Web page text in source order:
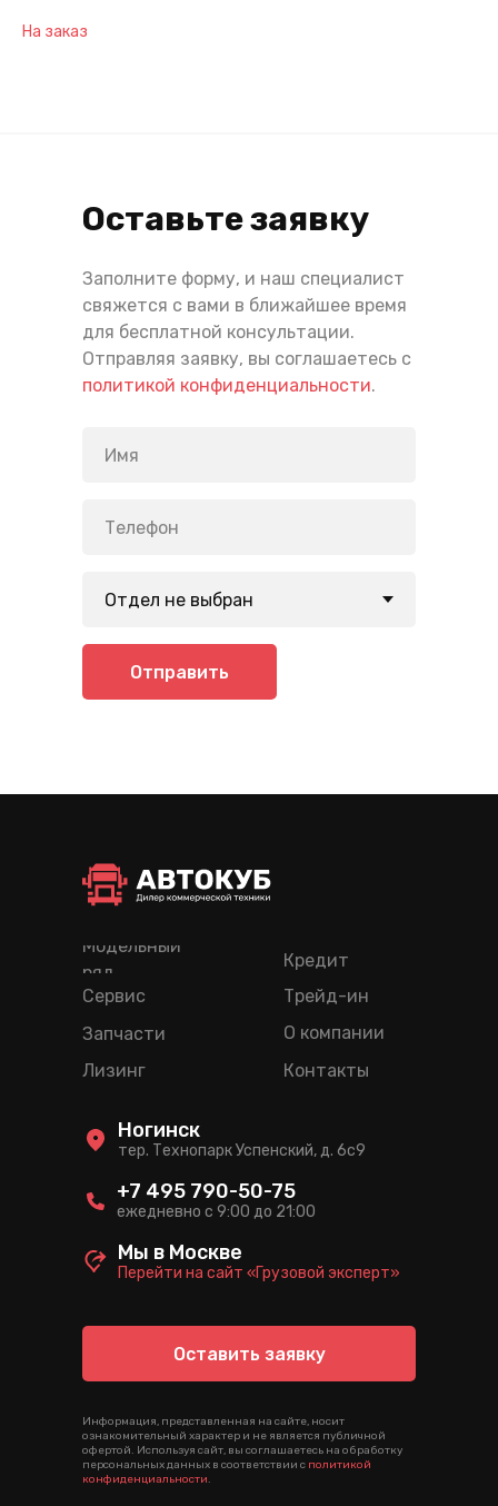
На заказ
Оставьте заявку
Заполните форму, и наш специалист
свяжется с вами в ближайшее время
для бесплатной консультации.
Отправляя заявку, вы соглашаетесь с
политикой конфиденциальности.
Отправить
Лизинг
Кредит
Трейд-ин
Модельный
ряд
Сервис
Запчасти
О компании
Контакты
Оставить заявку
Информация, представленная на сайте, носит
ознакомительный характер и не является публичной
офертой. Используя сайт, вы соглашаетесь на обработку
персональных данных в соответствии с политикой
конфиденциальности.
тер. Технопарк Успенский, д. 6c9
Ногинск
ежедневно с 9:00 до 21:00
+7 495 790-50-75
Перейти на сайт «Грузовой эксперт»
Мы в Москве